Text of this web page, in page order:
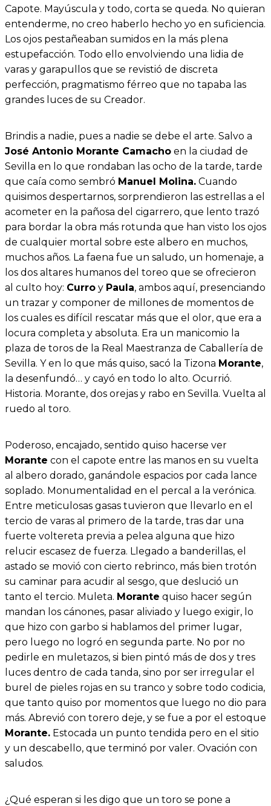
Capote. Mayúscula y todo, corta se queda. No quieran
entenderme, no creo haberlo hecho yo en suficiencia.
Los ojos pestañeaban sumidos en la más plena
estupefacción. Todo ello envolviendo una lidia de
varas y garapullos que se revistió de discreta
perfección, pragmatismo férreo que no tapaba las
grandes luces de su Creador.
Brindis a nadie, pues a nadie se debe el arte. Salvo a
José Antonio Morante Camacho en la ciudad de
Sevilla en lo que rondaban las ocho de la tarde, tarde
que caía como sembró Manuel Molina. Cuando
quisimos despertarnos, sorprendieron las estrellas a el
acometer en la pañosa del cigarrero, que lento trazó
para bordar la obra más rotunda que han visto los ojos
de cualquier mortal sobre este albero en muchos,
muchos años. La faena fue un saludo, un homenaje, a
los dos altares humanos del toreo que se ofrecieron
al culto hoy: Curro y Paula, ambos aquí, presenciando
un trazar y componer de millones de momentos de
los cuales es difícil rescatar más que el olor, que era a
locura completa y absoluta. Era un manicomio la
plaza de toros de la Real Maestranza de Caballería de
Sevilla. Y en lo que más quiso, sacó la Tizona Morante,
la desenfundó… y cayó en todo lo alto. Ocurrió.
Historia. Morante, dos orejas y rabo en Sevilla. Vuelta al
ruedo al toro.
Poderoso, encajado, sentido quiso hacerse ver
Morante con el capote entre las manos en su vuelta
al albero dorado, ganándole espacios por cada lance
soplado. Monumentalidad en el percal a la verónica.
Entre meticulosas gasas tuvieron que llevarlo en el
tercio de varas al primero de la tarde, tras dar una
fuerte voltereta previa a pelea alguna que hizo
relucir escasez de fuerza. Llegado a banderillas, el
astado se movió con cierto rebrinco, más bien trotón
su caminar para acudir al sesgo, que deslució un
tanto el tercio. Muleta. Morante quiso hacer según
mandan los cánones, pasar aliviado y luego exigir, lo
que hizo con garbo si hablamos del primer lugar,
pero luego no logró en segunda parte. No por no
pedirle en muletazos, si bien pintó más de dos y tres
luces dentro de cada tanda, sino por ser irregular el
burel de pieles rojas en su tranco y sobre todo codicia,
que tanto quiso por momentos que luego no dio para
más. Abrevió con torero deje, y se fue a por el estoque
Morante. Estocada un punto tendida pero en el sitio
y un descabello, que terminó por valer. Ovación con
saludos.
¿Qué esperan si les digo que un toro se pone a